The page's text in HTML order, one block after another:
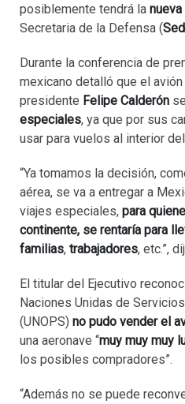
posiblemente tendrá la
Secretaria de la Defensa (
Durante la conferencia de
mexicano detalló que el
presidente Felipe Calderón
especiales, ya que por sus
usar para vuelos al interior
“Ya tomamos la decisión,
aérea, se va a entregar a
viajes especiales, para
continente, se rentaría para
familias, trabajadores, etc.”,
El titular del Ejecutivo
Naciones Unidas de
(UNOPS) no pudo vender el
una aeronave “muy muy muy
los posibles compradores”.
“Además no se puede